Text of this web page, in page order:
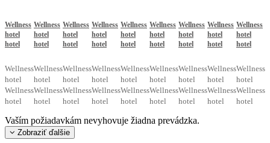
Wellness
hotel
hotel
Wellness
hotel
Wellness
hotel
Wellness
hotel
hotel
Wellness
hotel
Wellness
hotel
Wellness
hotel
hotel
Wellness
hotel
Wellness
hotel
Wellness
hotel
hotel
Wellness
hotel
Wellness
hotel
Wellness
hotel
hotel
Wellness
hotel
Wellness
hotel
Wellness
hotel
hotel
Wellness
hotel
Wellness
hotel
Wellness
hotel
hotel
Wellness
hotel
Wellness
hotel
Wellness
hotel
hotel
Wellness
hotel
Wellness
hotel
Wellness
hotel
hotel
Wellness
hotel
Wellness
hotel
Vaším požiadavkám nevyhovuje žiadna prevádzka.
Zobraziť ďalšie